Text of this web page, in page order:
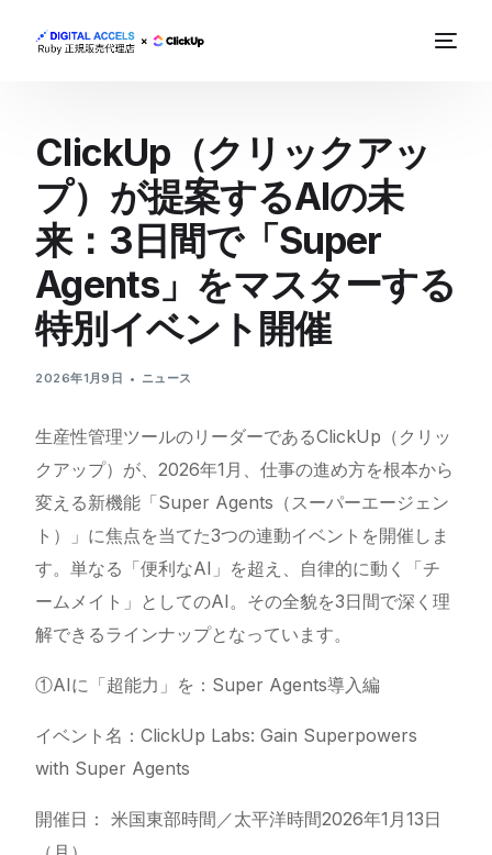
ClickUp（クリックアッ
プ）が提案するAIの未
来：3日間で「Super
Agents」をマスターする
特別イベント開催
2026年1月9日 ニュース
生産性管理ツールのリーダーであるClickUp（クリッ
クアップ）が、2026年1月、仕事の進め方を根本から
変える新機能「Super Agents（スーパーエージェン
ト）」に焦点を当てた3つの連動イベントを開催しま
す。単なる「便利なAI」を超え、自律的に動く「チ
ームメイト」としてのAI。その全貌を3日間で深く理
解できるラインナップとなっています。
①AIに「超能力」を：Super Agents導入編
イベント名：ClickUp Labs: Gain Superpowers
with Super Agents
開催日： 米国東部時間／太平洋時間2026年1月13日